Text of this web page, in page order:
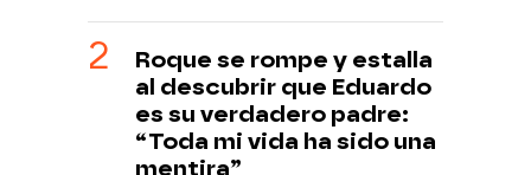
Roque se rompe y estalla
al descubrir que Eduardo
es su verdadero padre:
“Toda mi vida ha sido una
mentira”